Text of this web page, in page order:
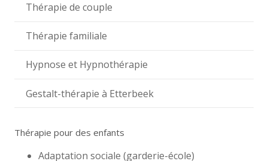
Thérapie de couple
Thérapie familiale
Hypnose et Hypnothérapie
Gestalt-thérapie à Etterbeek
Thérapie pour des enfants
Adaptation sociale (garderie-école)